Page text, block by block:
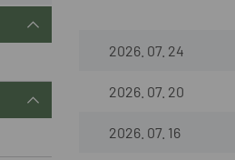
2026. 07. 24
2026. 07. 20
2026. 07. 16